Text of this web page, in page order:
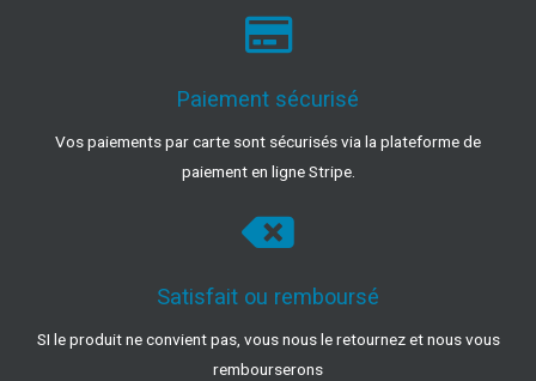
Paiement sécurisé
Vos paiements par carte sont sécurisés via la plateforme de
paiement en ligne Stripe.
Satisfait ou remboursé
SI le produit ne convient pas, vous nous le retournez et nous vous
rembourserons